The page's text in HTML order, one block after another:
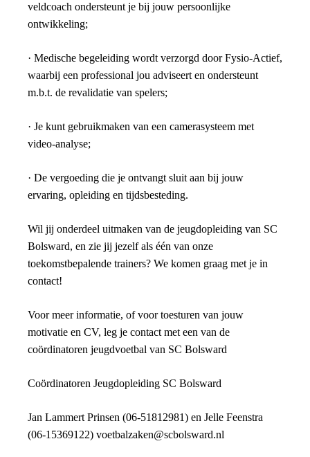
veldcoach ondersteunt je bij jouw persoonlijke
ontwikkeling;
· Medische begeleiding wordt verzorgd door Fysio-Actief,
waarbij een professional jou adviseert en ondersteunt
m.b.t. de revalidatie van spelers;
· Je kunt gebruikmaken van een camerasysteem met
video-analyse;
· De vergoeding die je ontvangt sluit aan bij jouw
ervaring, opleiding en tijdsbesteding.
Wil jij onderdeel uitmaken van de jeugdopleiding van SC
Bolsward, en zie jij jezelf als één van onze
toekomstbepalende trainers? We komen graag met je in
contact!
Voor meer informatie, of voor toesturen van jouw
motivatie en CV, leg je contact met een van de
coördinatoren jeugdvoetbal van SC Bolsward
Coördinatoren Jeugdopleiding SC Bolsward
Jan Lammert Prinsen (06-51812981) en Jelle Feenstra
(06-15369122) voetbalzaken@scbolsward.nl